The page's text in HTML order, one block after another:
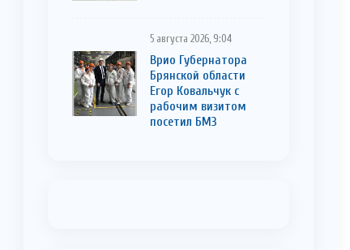
5 августа 2026, 9:04
Врио Губернатора
Брянской области
Егор Ковальчук с
рабочим визитом
посетил БМЗ